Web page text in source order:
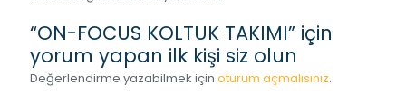
“ON-FOCUS KOLTUK TAKIMI” için
yorum yapan ilk kişi siz olun
Değerlendirme yazabilmek için oturum açmalısınız.